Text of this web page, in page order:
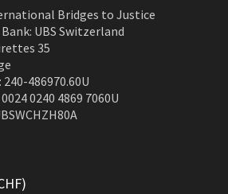
Bridges to Justice
UBS Switzerland
35
486970.60U
0240 4869 7060U